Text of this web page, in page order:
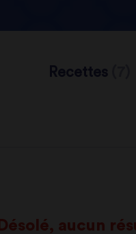
Recettes
Désolé, aucun